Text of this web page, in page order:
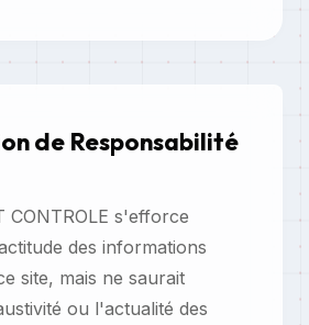
de Responsabilité
CONTROLE s'efforce
des informations
site, mais ne saurait
ou l'actualité des